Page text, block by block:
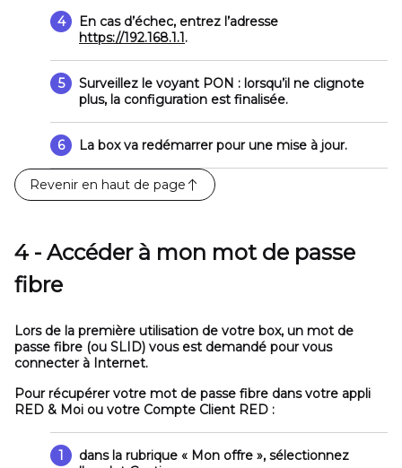
4
En cas d’échec, entrez l’adresse
https://192.168.1.1 .
5 Surveillez le voyant PON : lorsqu’il ne clignote
plus, la configuration est finalisée.
6 La box va redémarrer pour une mise à jour.
Revenir en haut de page
4 - Accéder à mon mot de passe
fibre
Lors de la première utilisation de votre box, un mot de
passe fibre (ou SLID) vous est demandé pour vous
connecter à Internet.
Pour récupérer votre mot de passe fibre dans votre appli
RED & Moi ou votre Compte Client RED :
1 dans la rubrique « Mon offre », sélectionnez